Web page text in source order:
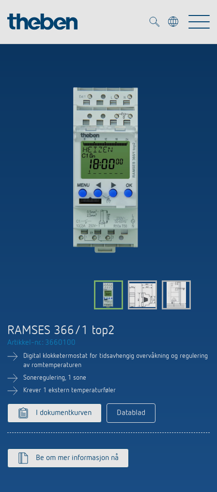
Smart Home
Nærværs- og bevegelsesdetektor
Tids- og lysstyring
OEM løsninger
Kataloger og brosjyrer
Samarbeidspartnere
Historie
Din kontaktperson hos Theben
Salg verden over
RAMSES 366/1 top2
Artikkel-nr.: 3660100
Digital klokketermostat for tidsavhengig overvåkning og regulering
av romtemperaturen
Soneregulering, 1 sone
Krever 1 ekstern temperaturføler
I dokumentkurven Datablad
Be om mer informasjon nå